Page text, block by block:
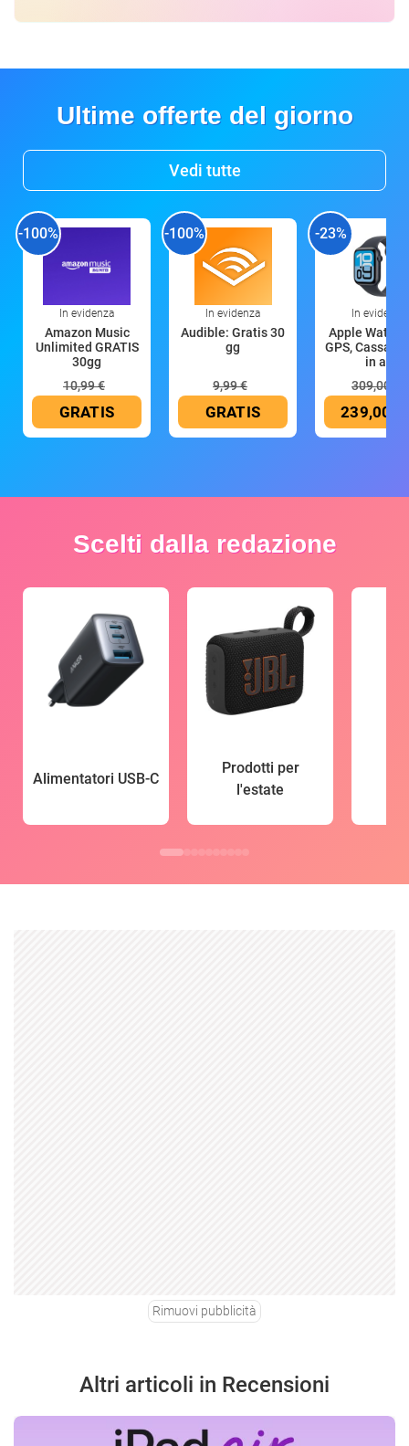
Ultime offerte del giorno
Vedi tutte
-100%
In evidenza
Amazon Music
Unlimited GRATIS
30gg
10,99 €
GRATIS
-100%
In evidenza
Audible: Gratis 30
gg
9,99 €
GRATIS
-23%
In evidenza
Apple Watch
GPS, Cassa
in all
309,00 €
239,00 €
Scelti dalla redazione
Alimentatori USB-C
Prodotti per
l'estate
Rimuovi pubblicità
Altri articoli in Recensioni